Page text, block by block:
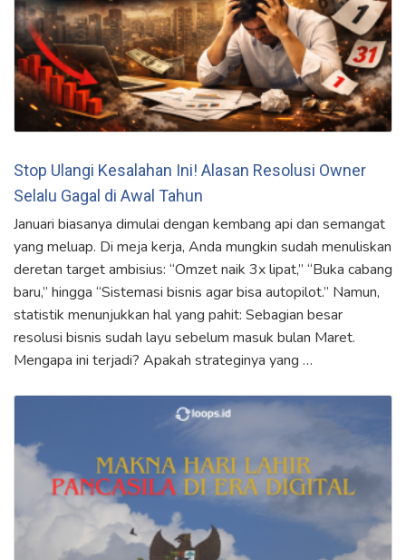
Stop Ulangi Kesalahan Ini! Alasan Resolusi Owner
Selalu Gagal di Awal Tahun
Januari biasanya dimulai dengan kembang api dan semangat
yang meluap. Di meja kerja, Anda mungkin sudah menuliskan
deretan target ambisius: “Omzet naik 3x lipat,” “Buka cabang
baru,” hingga “Sistemasi bisnis agar bisa autopilot.” Namun,
statistik menunjukkan hal yang pahit: Sebagian besar
resolusi bisnis sudah layu sebelum masuk bulan Maret.
Mengapa ini terjadi? Apakah strateginya yang …